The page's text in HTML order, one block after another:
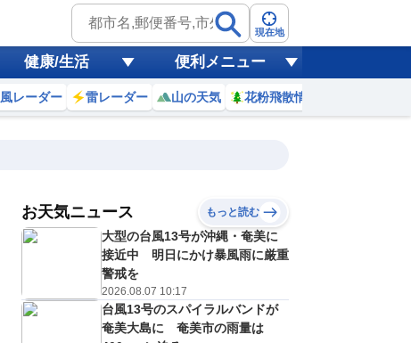
現在地
健康/生活 便利メニュー
風レーダー 雷レーダー 山の天気 花粉飛散情報
15
ミリ
16
1 ミリ
17
1 ミリ
18
1 ミリ
19
1
お天気ニュース もっと読む
大型の台風13号が沖縄・奄美に
接近中 明日にかけ暴風雨に厳重
警戒を
2026.08.07 10:17
台風13号のスパイラルバンドが
奄美大島に 奄美市の雨量は